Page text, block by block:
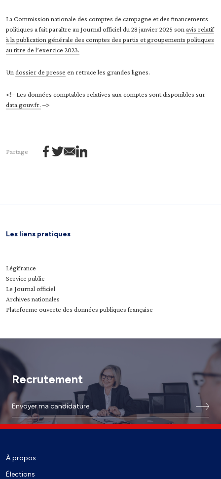
La Commission nationale des comptes de campagne et des financements
politiques a fait paraître au Journal officiel du 28 janvier 2025 son avis relatif
à la publication générale des comptes des partis et groupements politiques
au titre de l’exercice 2023.
Un dossier de presse en retrace les grandes lignes.
<!– Les données comptables relatives aux comptes sont disponibles sur
data.gouv.fr. –>
Partage
Les liens pratiques
Légifrance
Service public
Le Journal officiel
Archives nationales
Plateforme ouverte des données publiques française
Recrutement
Envoyer ma candidature
À propos
Élections